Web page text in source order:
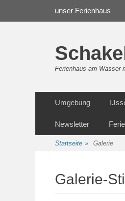
unser Ferienhaus
Ferienhaus am Wasser
Inhalt
Umgebung
Newsletter
Startseite » Galerie
Galerie-